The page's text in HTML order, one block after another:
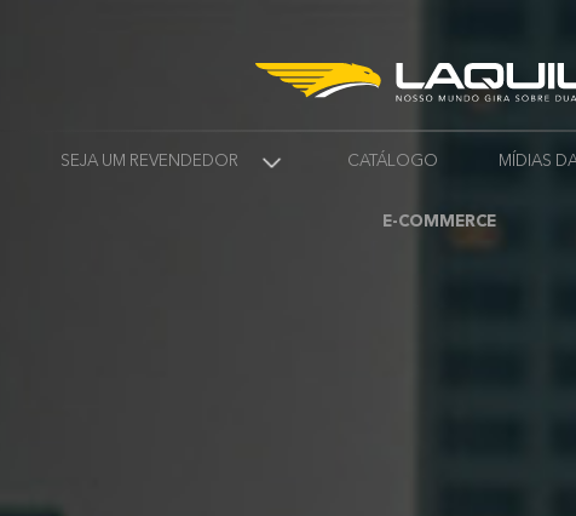
SEJA UM REVENDEDOR CATÁLOGO MÍDIAS
E-COMMERCE